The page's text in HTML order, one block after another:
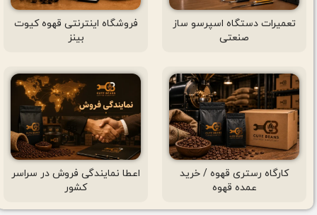
تعمیرات دستگاه اسپرسو ساز
صنعتی
فروشگاه اینترنتی قهوه کیوت
بینز
کارگاه رستری قهوه / خرید
عمده قهوه
اعطا نمایندگی فروش در سراسر
کشور